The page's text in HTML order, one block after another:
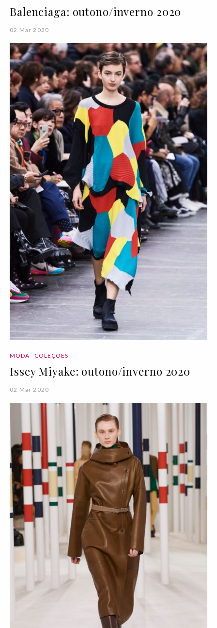
Balenciaga: outono/inverno 2020
02 Mar 2020
MODA COLEÇÕES
Issey Miyake: outono/inverno 2020
02 Mar 2020